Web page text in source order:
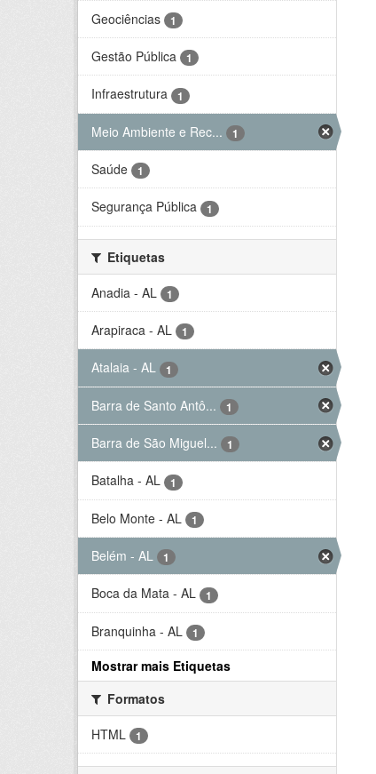
Geociências 1
Gestão Pública 1
Infraestrutura 1
Meio Ambiente e Rec... 1
Saúde 1
Segurança Pública 1
Etiquetas
Anadia - AL
1
Arapiraca - AL 1
Atalaia - AL 1
Barra de Santo Antô... 1
Barra de São Miguel... 1
Batalha - AL 1
Belo Monte - AL 1
Belém - AL 1
Boca da Mata - AL 1
Branquinha - AL 1
Mostrar mais Etiquetas
Formatos
HTML
1